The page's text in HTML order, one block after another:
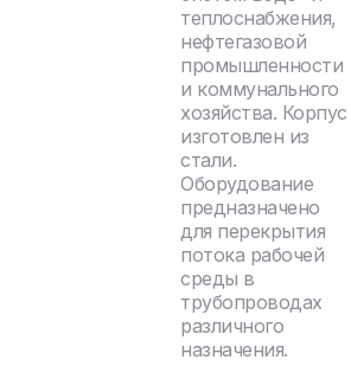
теплоснабжения,
нефтегазовой
промышленности
и коммунального
хозяйства. Корпус
изготовлен из
стали.
Оборудование
предназначено
для перекрытия
потока рабочей
среды в
трубопроводах
различного
назначения.